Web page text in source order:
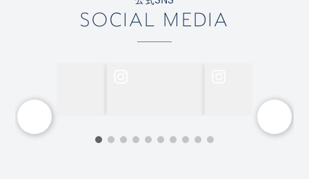
SOCIAL MEDIA